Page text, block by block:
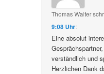
Thomas Walter
9:08 Uhr:
Eine absolut
verständlich und
Herzlichen Dank